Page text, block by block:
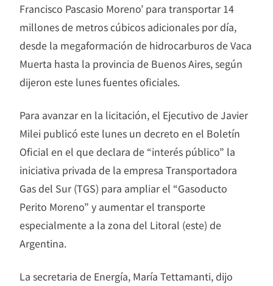
Francisco Pascasio Moreno’ para transportar 14
millones de metros cúbicos adicionales por día,
desde la megaformación de hidrocarburos de Vaca
Muerta hasta la provincia de Buenos Aires, según
dijeron este lunes fuentes oficiales.
Para avanzar en la licitación, el Ejecutivo de Javier
Milei publicó este lunes un decreto en el Boletín
Oficial en el que declara de “interés público” la
iniciativa privada de la empresa Transportadora
Gas del Sur (TGS) para ampliar el “Gasoducto
Perito Moreno” y aumentar el transporte
especialmente a la zona del Litoral (este) de
Argentina.
La secretaria de Energía, María Tettamanti, dijo